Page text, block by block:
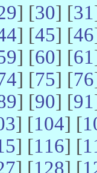
] [30] [31
] [45] [46
] [60] [61
] [75] [76
] [90] [91
] [104] [
] [116] [
] [128] [